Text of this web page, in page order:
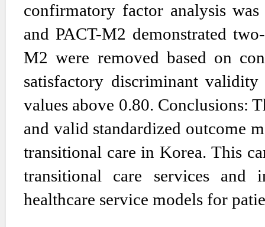
confirmatory factor analysis
and PACT-M2 demonstrated
M2 were removed based on
satisfactory discriminant
values above 0.80. Conclusions:
and valid standardized outcome
transitional care in Korea. This
transitional care services and
healthcare service models for